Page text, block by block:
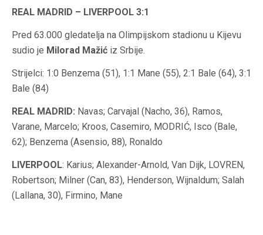
REAL MADRID – LIVERPOOL 3:1
Pred 63.000 gledatelja na Olimpijskom stadionu u Kijevu
sudio je Milorad Mažić iz Srbije.
Strijelci: 1:0 Benzema (51), 1:1 Mane (55), 2:1 Bale (64), 3:1
Bale (84)
REAL MADRID: Navas; Carvajal (Nacho, 36), Ramos,
Varane, Marcelo; Kroos, Casemiro, MODRIĆ, Isco (Bale,
62); Benzema (Asensio, 88), Ronaldo
LIVERPOOL: Karius; Alexander-Arnold, Van Dijk, LOVREN,
Robertson; Milner (Can, 83), Henderson, Wijnaldum; Salah
(Lallana, 30), Firmino, Mane